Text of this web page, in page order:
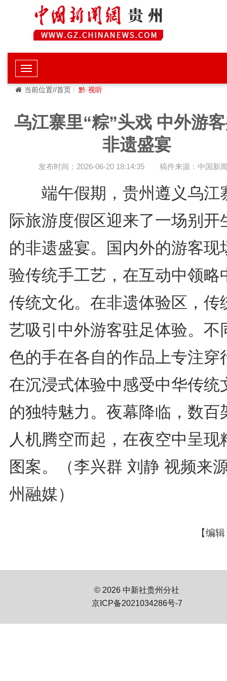
当前位置//首页 黔·视听
乌江寨里“粽”头戏 中外游
非遗盛宴
发布时间：2026-06-20 18:14:35 稿件来源：中国新
端午假期，贵州遵义乌江
际旅游度假区迎来了一场别开
的非遗盛宴。国内外的游客现
验传统手工艺，在互动中领略
传统文化。在非遗体验区，传
艺吸引中外游客驻足体验。不
色的手在各自的作品上专注穿
在沉浸式体验中感受中华传统
的独特魅力。夜幕降临，数百
人机腾空而起，在夜空中呈现
图案。（李兴群 刘静 视频来
州融媒）
【编
© 2026 中新社贵州分社
京ICP备2021034286号-7